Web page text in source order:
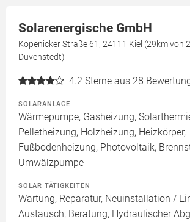
Solarenergische GmbH
Köpenicker Straße 61, 24111 Kiel (29km von
Duvenstedt)
4.2 Sterne aus 28
SOLARANLAGE
Wärmepumpe, Gasheizung,
Pelletheizung, Holzheizung, Heizkörper,
Fußbodenheizung, Photovoltaik,
Umwälzpumpe
SOLAR TÄTIGKEITEN
Wartung, Reparatur, Neuinstallation /
Austausch, Beratung, Hydraulischer